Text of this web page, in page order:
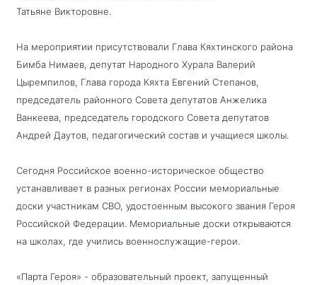
Татьяне Викторовне.
На мероприятии присутствовали Глава Кяхтинского района
Бимба Нимаев, депутат Народного Хурала Валерий
Цыремпилов, Глава города Кяхта Евгений Степанов,
председатель районного Совета депутатов Анжелика
Ванкеева, председатель городского Совета депутатов
Андрей Даутов, педагогический состав и учащиеся школы.
Сегодня Российское военно-историческое общество
устанавливает в разных регионах России мемориальные
доски участникам СВО, удостоенным высокого звания Героя
Российской Федерации. Мемориальные доски открываются
на школах, где учились военнослужащие-герои.
«Парта Героя» - образовательный проект, запущенный